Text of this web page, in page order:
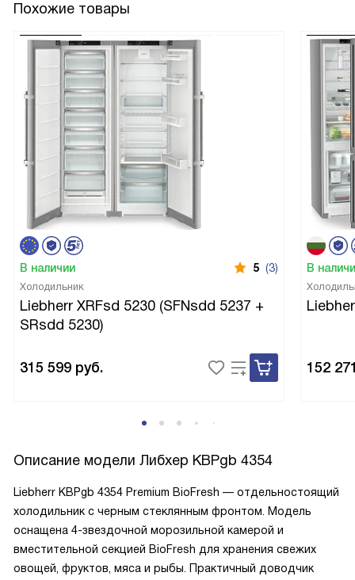
Похожие товары
В наличии 5 (3)
Холодильник
Liebherr XRFsd 5230 (SFNsdd 5237 +
SRsdd 5230)
315 599 руб.
В
152
Описание модели Либхер KBPgb 4354
Liebherr KBPgb 4354 Premium BioFresh — отдельностоящий
холодильник с черным стеклянным фронтом. Модель
оснащена 4-звездочной морозильной камерой и
вместительной секцией BioFresh для хранения свежих
овощей, фруктов, мяса и рыбы. Практичный доводчик